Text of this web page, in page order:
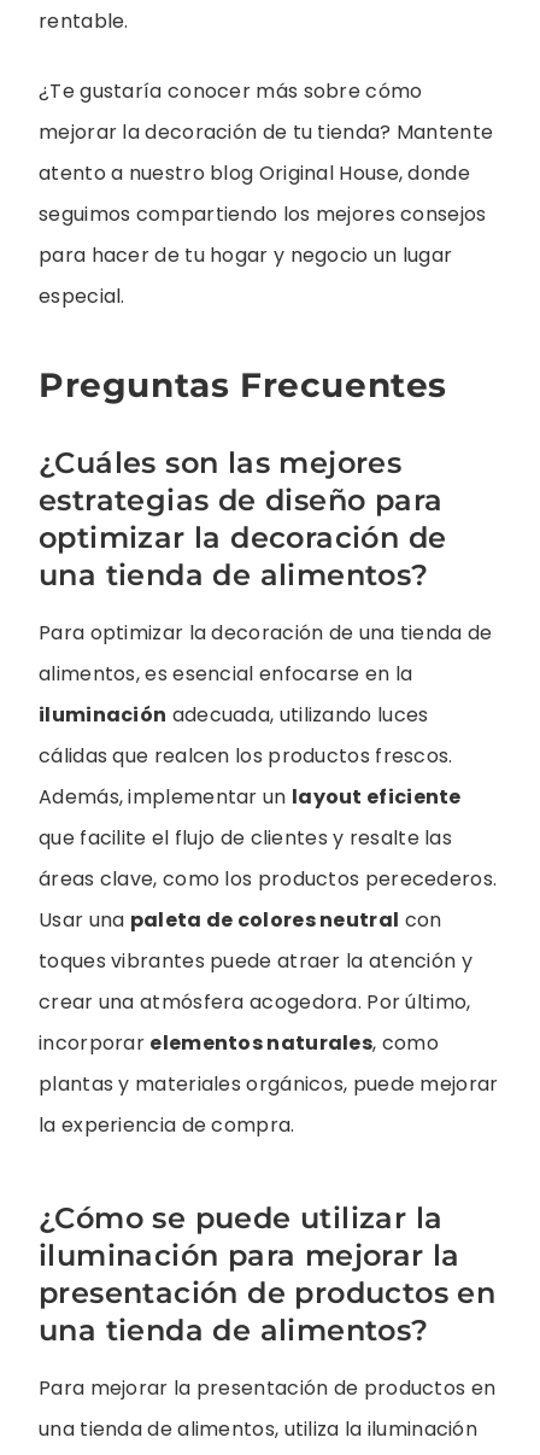
rentable.
¿Te gustaría conocer más sobre cómo
mejorar la decoración de tu tienda? Mantente
atento a nuestro blog Original House, donde
seguimos compartiendo los mejores consejos
para hacer de tu hogar y negocio un lugar
especial.
Preguntas Frecuentes
¿Cuáles son las mejores
estrategias de diseño para
optimizar la decoración de
una tienda de alimentos?
Para optimizar la decoración de una tienda de
alimentos, es esencial enfocarse en la
iluminación adecuada, utilizando luces
cálidas que realcen los productos frescos.
Además, implementar un layout eficiente
que facilite el flujo de clientes y resalte las
áreas clave, como los productos perecederos.
Usar una paleta de colores neutral con
toques vibrantes puede atraer la atención y
crear una atmósfera acogedora. Por último,
incorporar elementos naturales, como
plantas y materiales orgánicos, puede mejorar
la experiencia de compra.
¿Cómo se puede utilizar la
iluminación para mejorar la
presentación de productos en
una tienda de alimentos?
Para mejorar la presentación de productos en
una tienda de alimentos, utiliza la iluminación